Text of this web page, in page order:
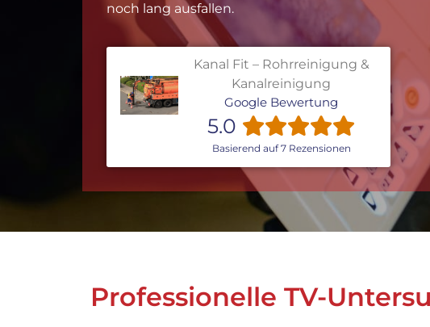
noch lang ausfallen.
Kanal Fit – Rohrreinigung &
Kanalreinigung
Google Bewertung
5.0
Basierend auf 7 Rezensionen
Professionelle TV-